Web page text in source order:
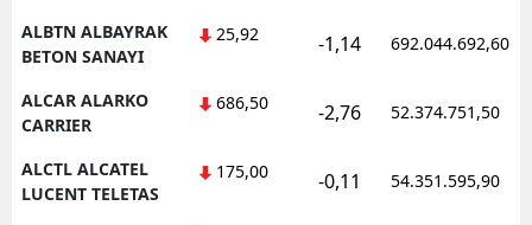
ALBTN ALBAYRAK
BETON SANAYI
25,92 -1,14 692.044.692,60
ALCAR ALARKO
CARRIER
686,50 -2,76 52.374.751,50
ALCTL ALCATEL
LUCENT TELETAS
175,00 -0,11 54.351.595,90